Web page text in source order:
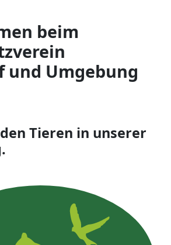
beim
und Umgebung
Tieren in unserer